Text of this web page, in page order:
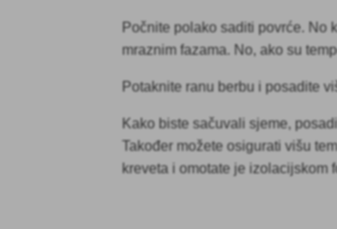
Počnite polako saditi povrće. No
mraznim fazama. No, ako su
Potaknite ranu berbu i posadite
Kako biste sačuvali sjeme,
Također možete osigurati višu
kreveta i omotate je izolacijskom